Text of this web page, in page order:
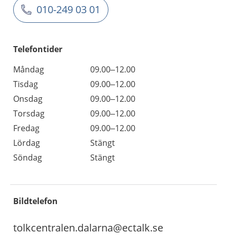
010-249 03 01
Telefontider
Måndag
09.00–12.00
Tisdag
09.00–12.00
Onsdag
09.00–12.00
Torsdag
09.00–12.00
Fredag
09.00–12.00
Lördag
Stängt
Söndag
Stängt
Bildtelefon
tolkcentralen.dalarna@ectalk.se